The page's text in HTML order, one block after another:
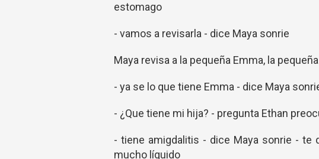
estomago
- vamos a revisarla - dice Maya sonrie
Maya revisa a la pequeña Emma, la
- ya se lo que tiene Emma - dice Maya
- ¿Que tiene mi hija? - pregunta Ethan
- tiene amigdalitis - dice Maya sonrie - te
mucho líquido